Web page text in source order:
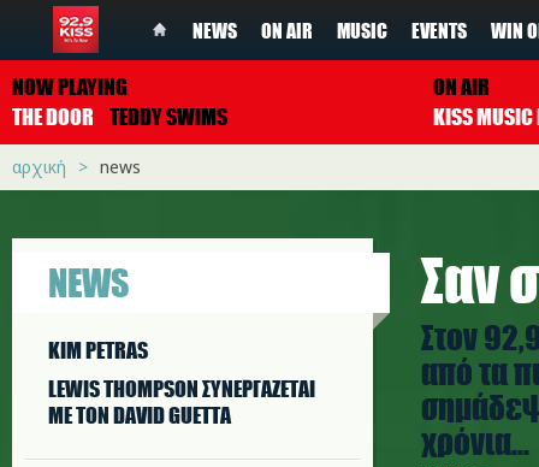
NEWS ON AIR MUSIC EVENTS WIN
NOW PLAYING
THE DOOR
TEDDY SWIMS
ON AIR
αρχική news
NEWS
KIM PETRAS
LEWIS THOMPSON ΣΥΝΕΡΓAΖΕΤΑΙ
ΜΕ ΤΟΝ DAVID GUETTA
Σαν
Στον
από τα
χρόνια...